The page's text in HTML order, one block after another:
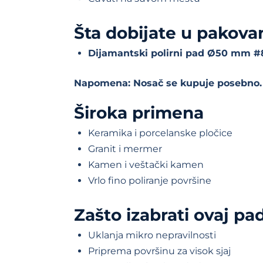
Šta dobijate u
Dijamantski polirni pad Ø50 mm
Napomena: Nosač se kupuje posebno.
Široka primena
Keramika i porcelanske pločice
Granit i mermer
Kamen i veštački kamen
Vrlo fino poliranje površine
Zašto izabrati ovaj
Uklanja mikro nepravilnosti
Priprema površinu za visok sjaj